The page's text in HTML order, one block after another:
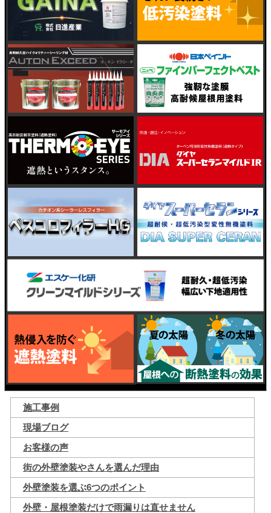
施工事例
現場ブログ
お客様の声
街の外壁塗装やさんを選んだ理由
外壁塗装を選ぶ6つのポイント
外壁・屋根塗装だけで雨漏りは直せません